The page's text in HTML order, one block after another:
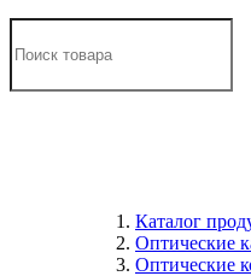
Каталог
Оптические
Оптические